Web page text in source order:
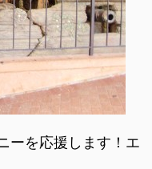
ーを応援します！エ